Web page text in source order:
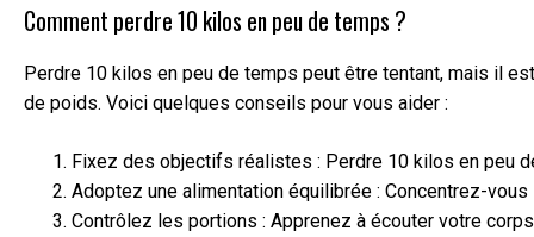
Comment perdre 10 kilos en peu de temps ?
Perdre 10 kilos en peu de temps peut être tentant, mais il
de poids. Voici quelques conseils pour vous aider :
Fixez des objectifs réalistes : Perdre 10 kilos en peu
Adoptez une alimentation équilibrée : Concentrez-
Contrôlez les portions : Apprenez à écouter votre